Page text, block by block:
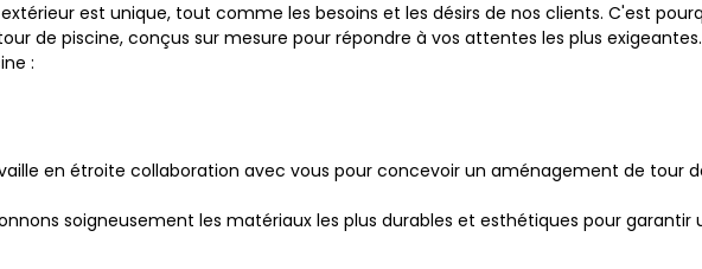
est unique, tout comme les besoins et les désirs de nos clients. C'est
de piscine, conçus sur mesure pour répondre à vos attentes les plus
:
en étroite collaboration avec vous pour concevoir un aménagement de tour
soigneusement les matériaux les plus durables et esthétiques pour garantir